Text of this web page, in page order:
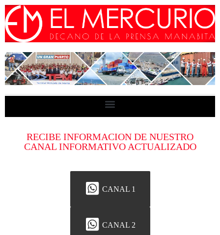
RECIBE INFORMACION DE NUESTRO
CANAL INFORMATIVO ACTUALIZADO
CANAL 1
CANAL 2